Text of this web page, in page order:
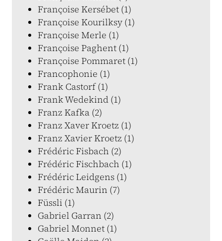
Françoise Kersébet (1)
Françoise Kourilksy (1)
Françoise Merle (1)
Françoise Paghent (1)
Françoise Pommaret (1)
Francophonie (1)
Frank Castorf (1)
Frank Wedekind (1)
Franz Kafka (2)
Franz Xaver Kroetz (1)
Franz Xavier Kroetz (1)
Frédéric Fisbach (2)
Frédéric Fischbach (1)
Frédéric Leidgens (1)
Frédéric Maurin (7)
Füssli (1)
Gabriel Garran (2)
Gabriel Monnet (1)